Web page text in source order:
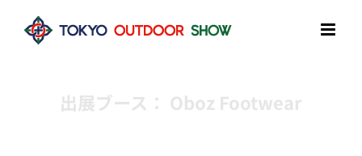
content
出展ブース： Oboz Footwear